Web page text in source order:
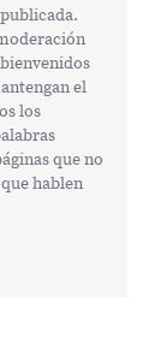
el
los
que no
hablen